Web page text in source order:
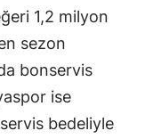
Hakkari
Hatay
Isparta
1,2 milyon
sezon
bonservis
ise
bedeliyle